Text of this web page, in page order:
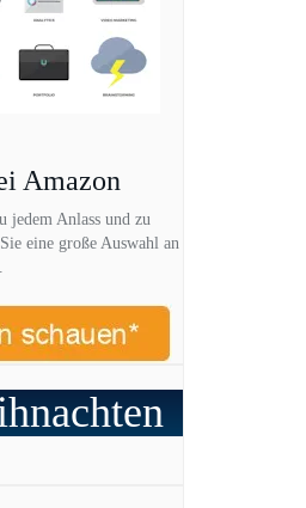
Amazon
jedem Anlass und zu
eine große Auswahl an